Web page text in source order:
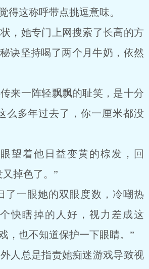
得这称呼带点挑逗意味。
她专门上网搜索了长高的方
诀坚持喝了两个月牛奶，依然
一阵轻飘飘的耻笑，是十分
么多年过去了，你一厘米都没
着他日益变黄的棕发，回
掉色了。”
眼她的双眼度数，冷嘲热
快瞎掉的人好，视力差成这
，也不知道保护一下眼睛。”
总是指责她痴迷游戏导致视